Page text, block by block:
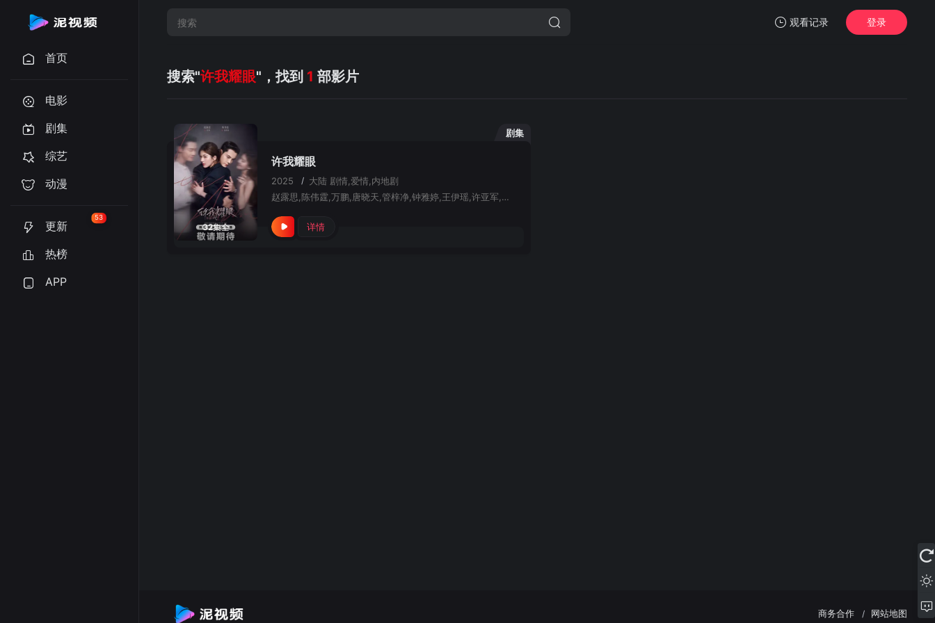
观看记录 登录
首页
电影
剧集
综艺
动漫
更新
53
热榜
APP
搜索"许我耀眼"，找到 1 部影片
剧集
32集全
许我耀眼
2025 / 大陆 剧情,爱情,内地剧
赵露思,陈伟霆,万鹏,唐晓天,管梓净,钟雅婷,王伊瑶,许亚军,温峥嵘,范世錡,冯晖,刘敏
详情
商务合作 网站地图